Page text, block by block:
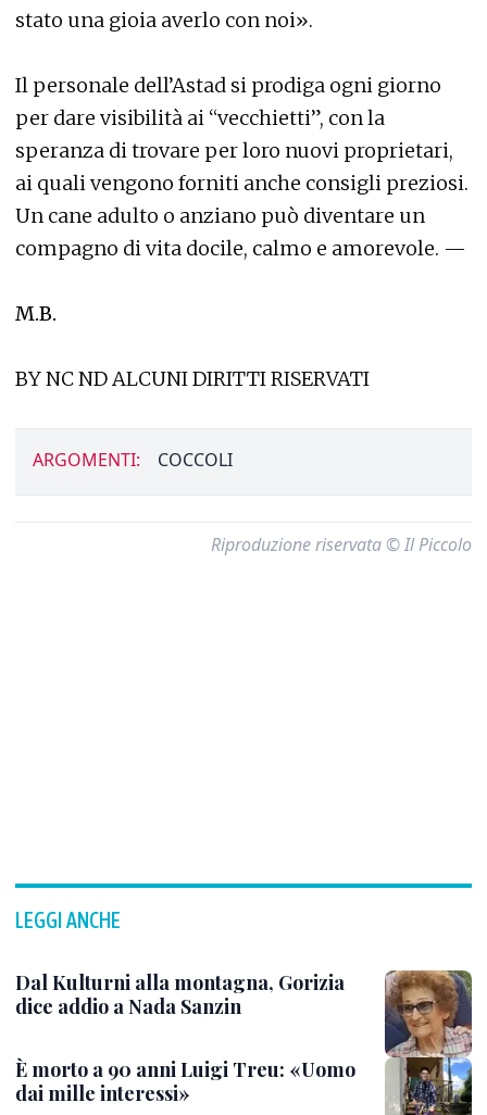
stato una gioia averlo con noi».
Il personale dell’Astad si prodiga ogni giorno
per dare visibilità ai “vecchietti”, con la
speranza di trovare per loro nuovi proprietari,
ai quali vengono forniti anche consigli preziosi.
Un cane adulto o anziano può diventare un
compagno di vita docile, calmo e amorevole. —
M.B.
BY NC ND ALCUNI DIRITTI RISERVATI
ARGOMENTI: COCCOLI
Riproduzione riservata © Il Piccolo
LEGGI ANCHE
Dal Kulturni alla montagna, Gorizia
dice addio a Nada Sanzin
È morto a 90 anni Luigi Treu: «Uomo
dai mille interessi»